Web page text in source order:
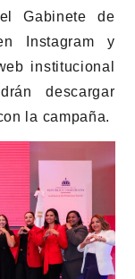
Gabinete de
Instagram y
institucional
descargar
la campaña.